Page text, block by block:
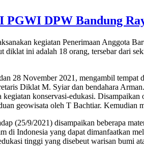
DPW Bandung
kegiatan Penerimaan Anggota
diklat ini adalah 18 orang, tersebar dari
28 November 2021, mengambil
Diklat M. Syiar dan bendahara
konservasi-edukasi.
geowisata oleh T Bachtiar.
(25/9/2021) disampaikan beberapa
di Indonesia yang dapat dimanfaatkan
tinggi yang disebeut warisan bumi